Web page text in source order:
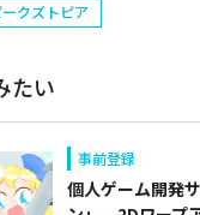
クズトピア
たい
事前登録
個人ゲーム開発